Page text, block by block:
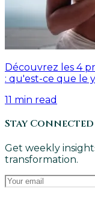
Découvrez les 4
: qu'est-ce que le
11 min read
Stay Connected
Get weekly
transformation.